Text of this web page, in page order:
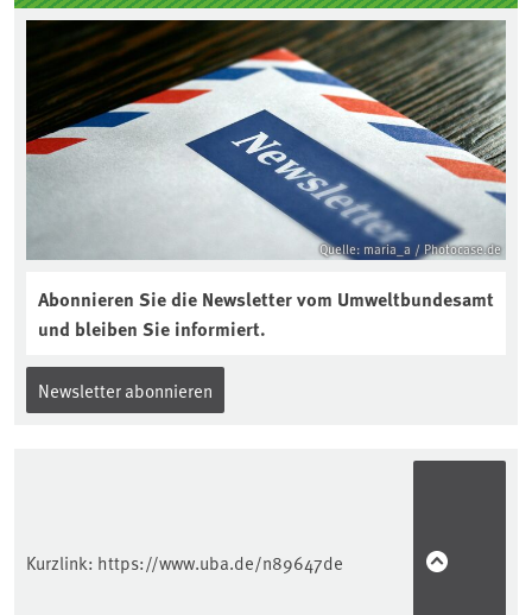
Quelle: maria_a / Photocase.de
Abonnieren Sie die Newsletter vom Umweltbundesamt
und bleiben Sie informiert.
Newsletter abonnieren
Kurzlink: https://www.uba.de/n89647de